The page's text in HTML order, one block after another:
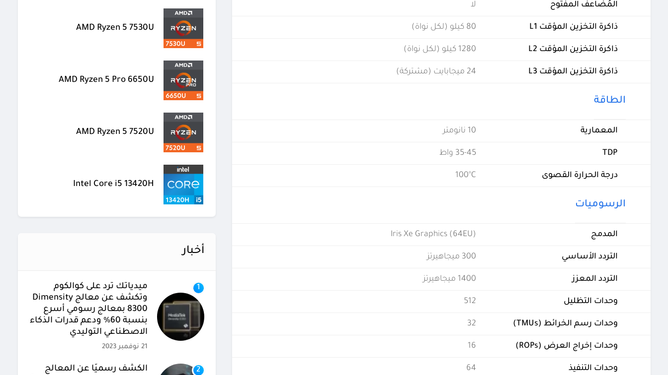
المُضاعف المفتوح لا
ذاكرة التخزين المؤقت L1 80 كيلو (لكل نواة)
ذاكرة التخزين المؤقت L2 1280 كيلو (لكل نواة)
ذاكرة التخزين المؤقت L3 24 ميجابايت (مشتركة)
الطاقة
المعمارية 10 نانومتر
TDP 35-45 واط
درجة الحرارة القصوى 100°C
الرسوميات
المدمج Iris Xe Graphics (64EU)
التردد الأساسي 300 ميجاهيرتز
التردد المعزز 1400 ميجاهيرتز
وحدات التظليل 512
وحدات رسم الخرائط (TMUs) 32
وحدات إخراج العرض (ROPs) 16
وحدات التنفيذ 64
AMD Ryzen 5 7530U
AMD Ryzen 5 Pro 6650U
AMD Ryzen 5 7520U
Intel Core i5 13420H
أخبار
1
ميدياتك ترد على كوالكوم
وتكشف عن معالج Dimensity
8300 بمعالج رسومي أسرع
بنسبة 60% ودعم قدرات الذكاء
الاصطناعي التوليدي
21 نوفمبر 2023
2
الكشف رسميًا عن المعالج